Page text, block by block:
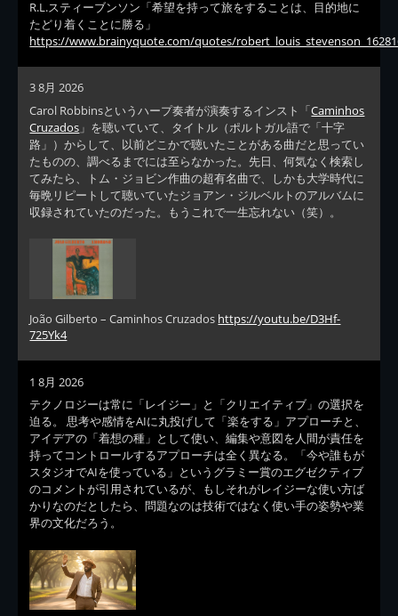
R.L.スティーブンソン「希望を持って旅をすることは、目的地に
たどり着くことに勝る」
https://www.brainyquote.com/quotes/
3 8月 2026
Carol Robbinsというハープ奏者が演奏するインスト「Caminhos
Cruzados 」を聴いていて、タイトル（ポルトガル語で「十字
路」）からして、以前どこかで聴いたことがある曲だと思ってい
たものの、調べるまでには至らなかった。先日、何気なく検索し
てみたら、トム・ジョビン作曲の超有名曲で、しかも大学時代に
毎晩リピートして聴いていたジョアン・ジルベルトのアルバムに
収録されていたのだった。もうこれで一生忘れない（笑）。
João Gilberto – Caminhos Cruzados https://youtu.be/D3Hf-
725Yk4
1 8月 2026
テクノロジーは常に「レイジー」と「クリエイティブ」の選択を
迫る。 思考や感情をAIに丸投げして「楽をする」アプローチと、
アイデアの「着想の種」として使い、編集や意図を人間が責任を
持ってコントロールするアプローチは全く異なる。「今や誰もが
スタジオでAIを使っている」というグラミー賞のエグゼクティブ
のコメントが引用されているが、もしそれがレイジーな使い方ば
かりなのだとしたら、問題なのは技術ではなく使い手の姿勢や業
界の文化だろう。